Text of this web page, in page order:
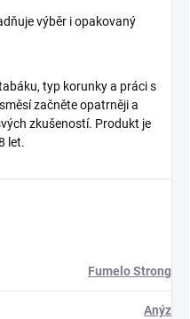
výběr i opakovaný
typ korunky a práci s
začněte opatrněji a
zkušeností. Produkt je
let.
Fumelo Strong
Anýz